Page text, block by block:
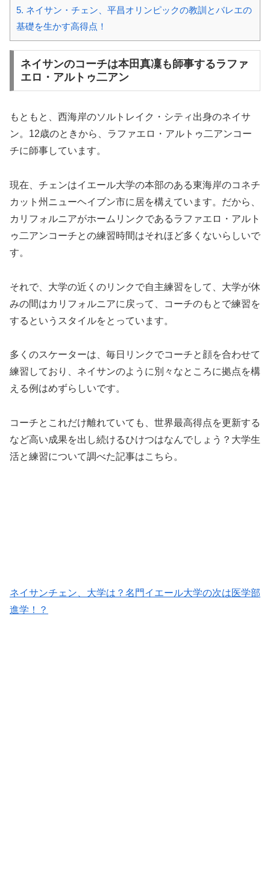
5. ネイサン・チェン、平昌オリンピックの教訓とバレエの
基礎を生かす高得点！
ネイサンのコーチは本田真凜も師事するラファ
エロ・アルトゥ二アン
もともと、西海岸のソルトレイク・シティ出身のネイサ
ン。12歳のときから、ラファエロ・アルトゥ二アンコー
チに師事しています。
現在、チェンはイエール大学の本部のある東海岸のコネチ
カット州ニューヘイブン市に居を構えています。だから、
カリフォルニアがホームリンクであるラファエロ・アルト
ゥ二アンコーチとの練習時間はそれほど多くないらしいで
す。
それで、大学の近くのリンクで自主練習をして、大学が休
みの間はカリフォルニアに戻って、コーチのもとで練習を
するというスタイルをとっています。
多くのスケーターは、毎日リンクでコーチと顔を合わせて
練習しており、ネイサンのように別々なところに拠点を構
える例はめずらしいです。
コーチとこれだけ離れていても、世界最高得点を更新する
など高い成果を出し続けるひけつはなんでしょう？大学生
活と練習について調べた記事はこちら。
ネイサンチェン、大学は？名門イエール大学の次は医学部
進学！？